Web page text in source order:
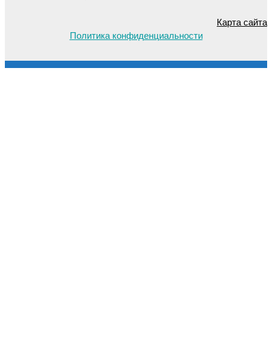
Карта сайта
Политика конфиденциальности